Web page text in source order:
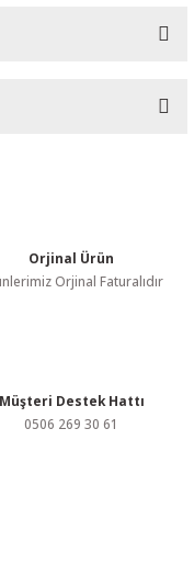
Orjinal Ürün
Orjinal Faturalıdır
Müşteri Destek Hattı
0506 269 30 61